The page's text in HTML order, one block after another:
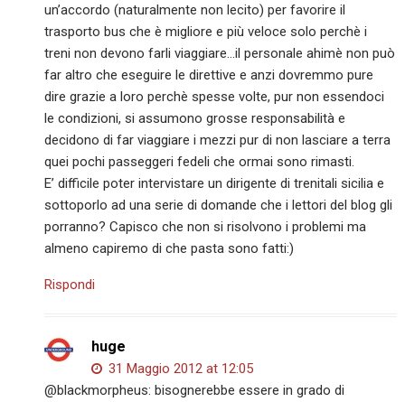
un’accordo (naturalmente non lecito) per favorire il
trasporto bus che è migliore e più veloce solo perchè i
treni non devono farli viaggiare…il personale ahimè non può
far altro che eseguire le direttive e anzi dovremmo pure
dire grazie a loro perchè spesse volte, pur non essendoci
le condizioni, si assumono grosse responsabilità e
decidono di far viaggiare i mezzi pur di non lasciare a terra
quei pochi passeggeri fedeli che ormai sono rimasti.
E’ difficile poter intervistare un dirigente di trenitali sicilia e
sottoporlo ad una serie di domande che i lettori del blog gli
porranno? Capisco che non si risolvono i problemi ma
almeno capiremo di che pasta sono fatti:)
Rispondi
huge
31 Maggio 2012 at 12:05
@blackmorpheus: bisognerebbe essere in grado di